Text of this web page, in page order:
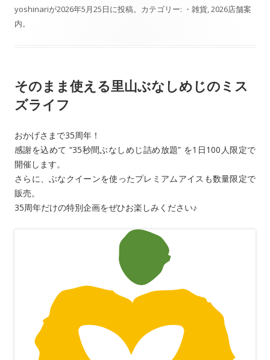
e e
k
yoshinariが2026年5月25日に投稿。カテゴリー: ・雑貨,2026店舗案
内。
そのまま使える里山ぶなしめじのミス
ズライフ
おかげさまで35周年！
感謝を込めて “35秒間ぶなしめじ詰め放題” を1日100人限定で
開催します。
さらに、ぶなクイーンを使ったプレミアムアイスも数量限定で
販売。
35周年だけの特別企画をぜひお楽しみください♪